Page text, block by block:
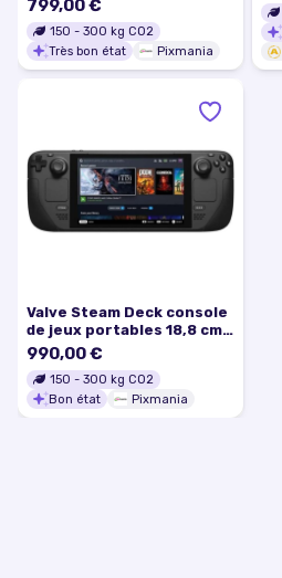
799,00 €
150 - 300 kg CO2
Très bon état
Pixmania
Valve Steam Deck console
de jeux portables 18,8 cm
(7.4 ) 512 Go Écran tactile
Wifi Noir - Bon état
990,00 €
150 - 300 kg CO2
Bon état
Pixmania